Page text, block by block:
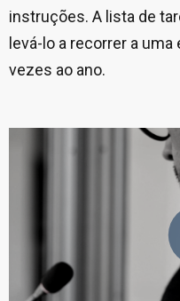
instruções. A lista de
levá-lo a recorrer a
vezes ao ano.